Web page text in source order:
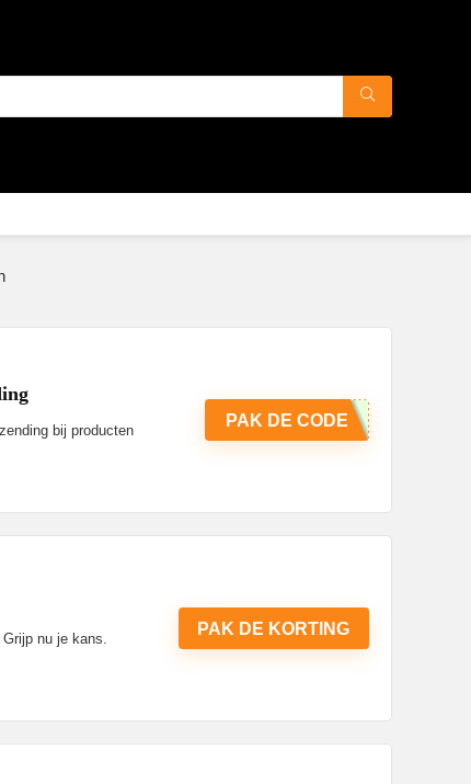
bij producten
PAK DE CODE
nu je kans.
PAK DE KORTING